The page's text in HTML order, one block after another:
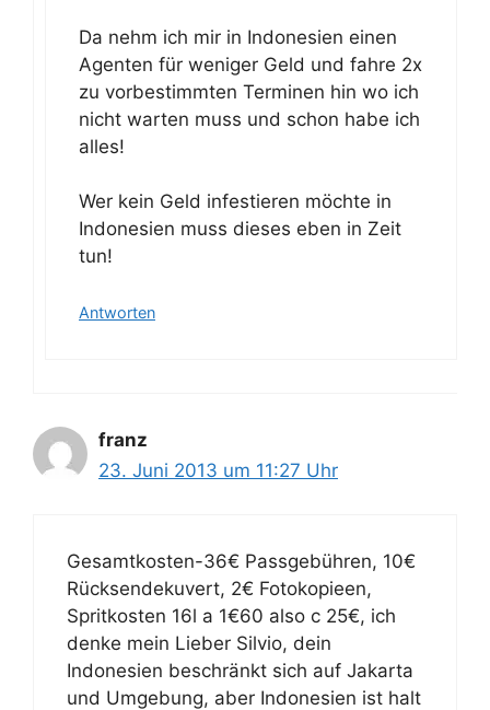
Da nehm ich mir in Indonesien einen
Agenten für weniger Geld und fahre 2x
zu vorbestimmten Terminen hin wo ich
nicht warten muss und schon habe ich
alles!
Wer kein Geld infestieren möchte in
Indonesien muss dieses eben in Zeit
tun!
Antworten
franz
23. Juni 2013 um 11:27 Uhr
Gesamtkosten-36€ Passgebühren, 10€
Rücksendekuvert, 2€ Fotokopieen,
Spritkosten 16l a 1€60 also c 25€, ich
denke mein Lieber Silvio, dein
Indonesien beschränkt sich auf Jakarta
und Umgebung, aber Indonesien ist halt